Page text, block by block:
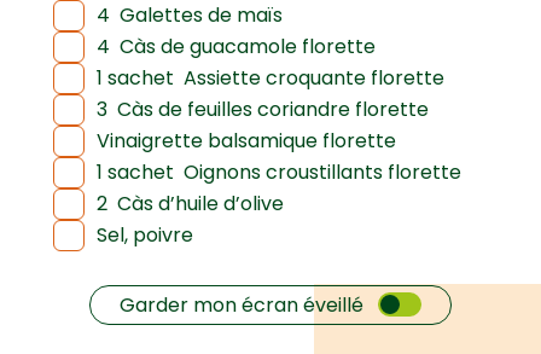
4 Galettes de maïs
4 Càs de guacamole florette
1 sachet Assiette croquante florette
3 Càs de feuilles coriandre florette
Vinaigrette balsamique florette
1 sachet Oignons croustillants florette
2 Càs d’huile d’olive
Sel, poivre
Garder mon écran éveillé